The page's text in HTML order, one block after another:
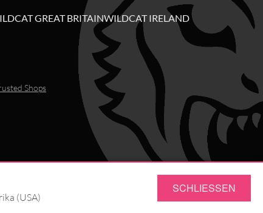
GREAT BRITAINWILDCAT IRELAND
Shops
(USA)
SCHLIESSEN